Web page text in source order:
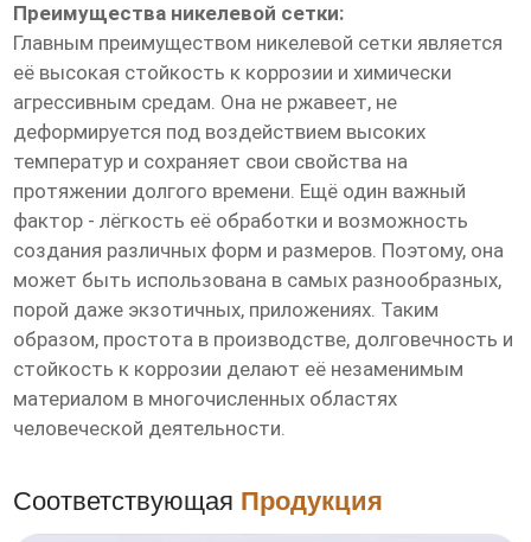
Преимущества никелевой сетки:
Главным преимуществом никелевой сетки является
её высокая стойкость к коррозии и химически
агрессивным средам. Она не ржавеет, не
деформируется под воздействием высоких
температур и сохраняет свои свойства на
протяжении долгого времени. Ещё один важный
фактор - лёгкость её обработки и возможность
создания различных форм и размеров. Поэтому, она
может быть использована в самых разнообразных,
порой даже экзотичных, приложениях. Таким
образом, простота в производстве, долговечность и
стойкость к коррозии делают её незаменимым
материалом в многочисленных областях
человеческой деятельности.
Соответствующая Продукция